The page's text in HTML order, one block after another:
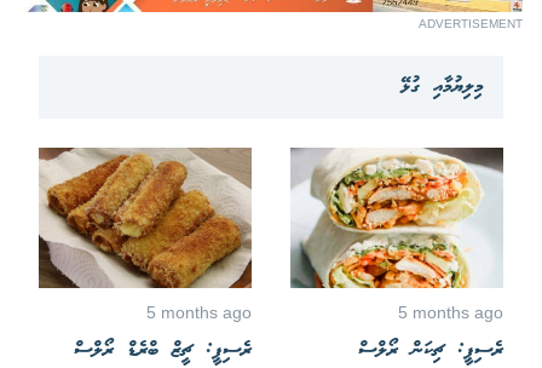
ADVERTISEMENT
މިލިޔުމާއި ގުޅޭ
5 months ago
ރެސިޕީ: ޗިކަން ރޯލްސް
5 months ago
ރެސިޕީ: ޗީޒް ބްރެޑް ރޯލްސް